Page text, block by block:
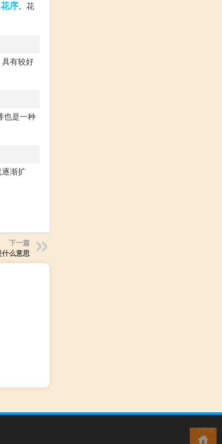
花序。花
有较好
也是一种
渐扩
下一篇
什么意思
小男孩